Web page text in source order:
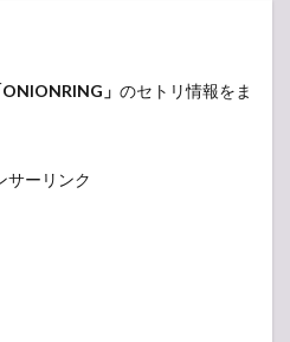
ONIONRING」 のセトリ情報をま
サーリンク